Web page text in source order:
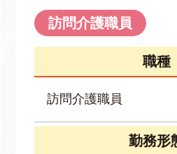
訪問介護職員
職種
訪問介護職員
勤務形